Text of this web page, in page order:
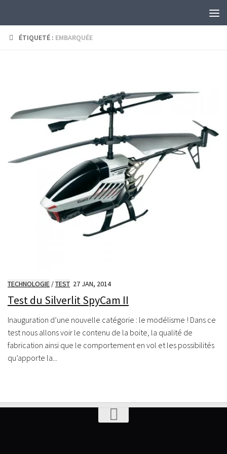
ÉTIQUETÉ : EMBARQUÉE
TECHNOLOGIE /TEST 27 JAN, 2014
Test du Silverlit SpyCam II
Inauguration d’une nouvelle catégorie : le modélisme ! Dans ce
test nous allons voir le contenu de la boite, la qualité de
fabrication ainsi que le comportement en vol et les possibilités
qu’apporte la...